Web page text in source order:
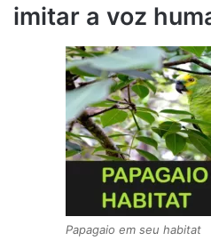
imitar a voz
Papagaio em seu habitat